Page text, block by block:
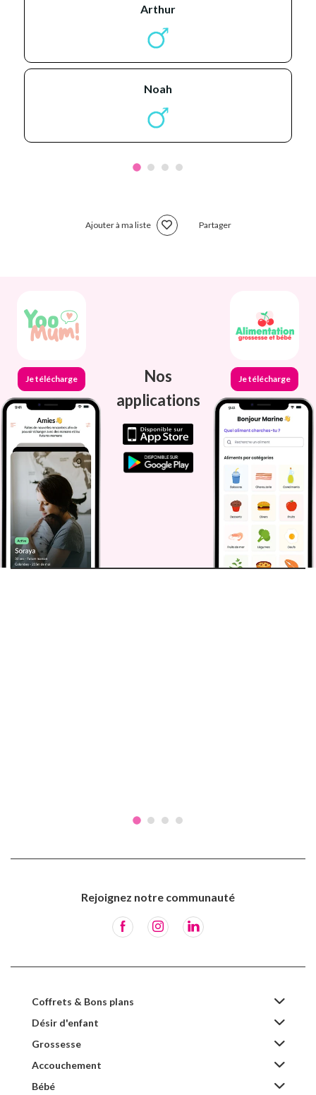
arthur
noah
Ajouter à ma liste Partager
Je télécharge
Nos
applications
Je télécharge
Rejoignez notre communauté
Coffrets & Bons plans
Désir d'enfant
Grossesse
Accouchement
Bébé